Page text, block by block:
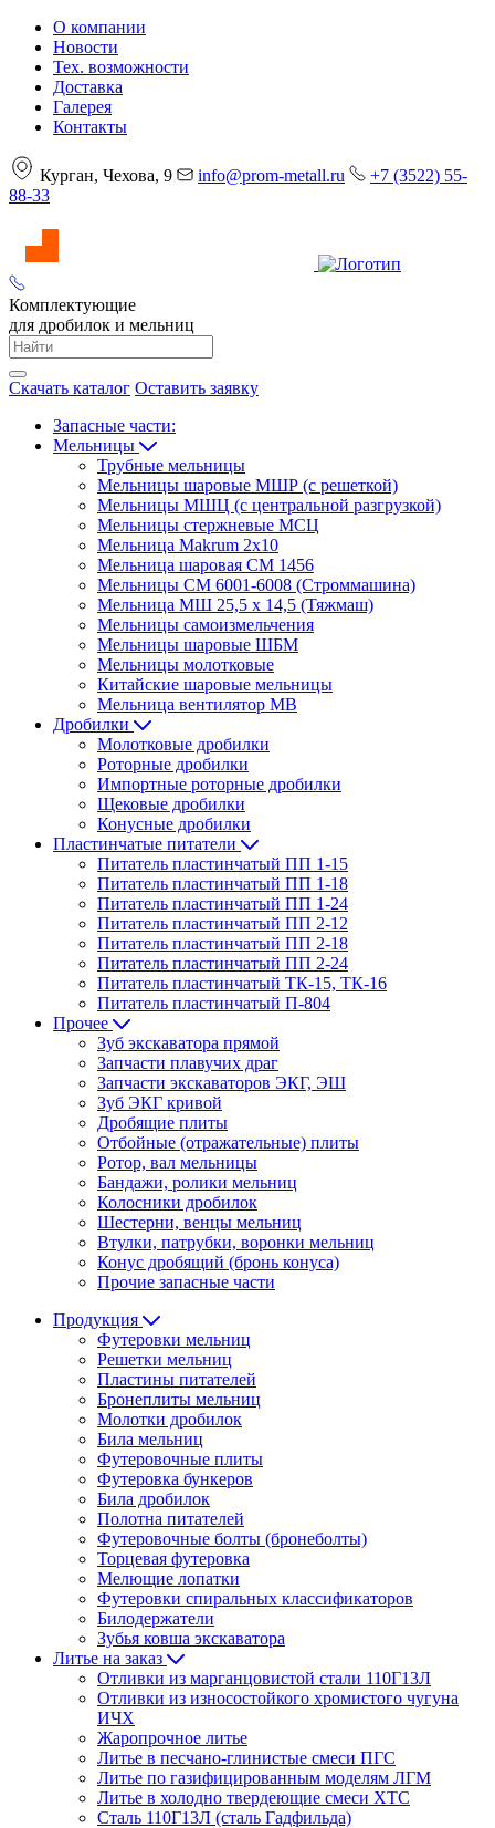
О компании
Новости
Тех. возможности
Доставка
Галерея
Контакты
Курган, Чехова, 9 info@prom-metall.ru
+7 (3522) 55-
88-33
Комплектующие
для дробилок и мельниц
Скачать каталог Оставить заявку
Запасные части:
Мельницы
Трубные мельницы
Мельницы шаровые МШР (с решеткой)
Мельницы МШЦ (с центральной разгрузкой)
Мельницы стержневые МСЦ
Мельница Makrum 2х10
Мельница шаровая СМ 1456
Мельницы СМ 6001-6008 (Строммашина)
Мельница МШ 25,5 х 14,5 (Тяжмаш)
Мельницы самоизмельчения
Мельницы шаровые ШБМ
Мельницы молотковые
Китайские шаровые мельницы
Мельница вентилятор МВ
Дробилки
Молотковые дробилки
Роторные дробилки
Импортные роторные дробилки
Щековые дробилки
Конусные дробилки
Пластинчатые питатели
Питатель пластинчатый ПП 1-15
Питатель пластинчатый ПП 1-18
Питатель пластинчатый ПП 1-24
Питатель пластинчатый ПП 2-12
Питатель пластинчатый ПП 2-18
Питатель пластинчатый ПП 2-24
Питатель пластинчатый ТК-15, ТК-16
Питатель пластинчатый П-804
Прочее
Зуб экскаватора прямой
Запчасти плавучих драг
Запчасти экскаваторов ЭКГ, ЭШ
Зуб ЭКГ кривой
Дробящие плиты
Отбойные (отражательные) плиты
Ротор, вал мельницы
Бандажи, ролики мельниц
Колосники дробилок
Шестерни, венцы мельниц
Втулки, патрубки, воронки мельниц
Конус дробящий (бронь конуса)
Прочие запасные части
Продукция
Футеровки мельниц
Решетки мельниц
Пластины питателей
Бронеплиты мельниц
Молотки дробилок
Била мельниц
Футеровочные плиты
Футеровка бункеров
Била дробилок
Полотна питателей
Футеровочные болты (бронеболты)
Торцевая футеровка
Мелющие лопатки
Футеровки спиральных классификаторов
Билодержатели
Зубья ковша экскаватора
Литье на заказ
Отливки из марганцовистой стали 110Г13Л
Отливки из износостойкого хромистого чугуна
ИЧХ
Жаропрочное литье
Литье в песчано-глинистые смеси ПГС
Литье по газифицированным моделям ЛГМ
Литье в холодно твердеющие смеси ХТС
Сталь 110Г13Л (сталь Гадфильда)